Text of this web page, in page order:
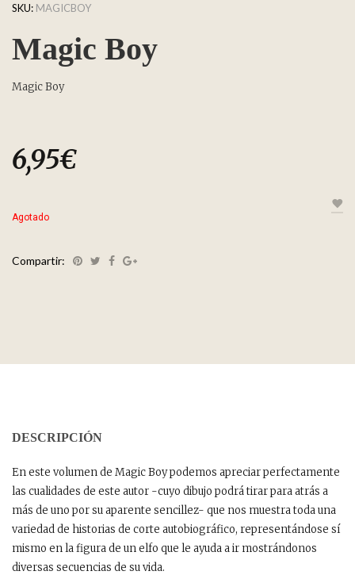
SKU: MAGICBOY
Magic Boy
Magic Boy
6,95€
Agotado
Compartir:
DESCRIPCIÓN
En este volumen de Magic Boy podemos apreciar perfectamente
las cualidades de este autor -cuyo dibujo podrá tirar para atrás a
más de uno por su aparente sencillez- que nos muestra toda una
variedad de historias de corte autobiográfico, representándose sí
mismo en la figura de un elfo que le ayuda a ir mostrándonos
diversas secuencias de su vida.